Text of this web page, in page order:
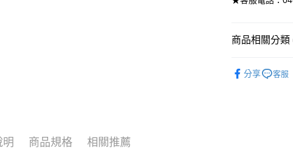
1.分期款項不併
帳／街口支付／
1.本服務係由「
２．訂單成立數
※ 請注意：結帳
➤一般商品『宅
免運費
商品相關分類
分享 客服
明 商品規格 相關推薦